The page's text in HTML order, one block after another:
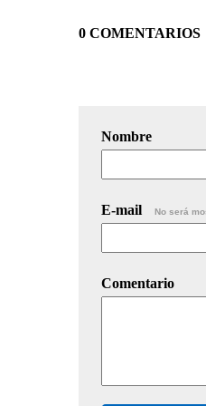
0 COMENTARIOS
Nombre
E-mail No será
Comentario